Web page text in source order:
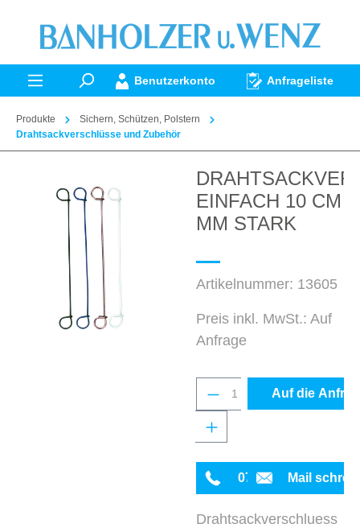
springen
Benutzerkonto Anfrageliste
Produkte
Sichern, Schützen, Polstern
Drahtsackverschlüsse und Zubehör
EINFACH 10 CM
MM STARK
Artikelnummer: 13605
Preis inkl. MwSt.: Auf
Anfrage
Produkt Anzahl:
Auf die
0711 342934-0
Mail
Drahtsackverschluess